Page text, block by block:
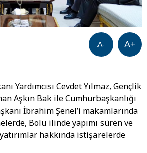
A+
A-
Yardımcısı Cevdet Yılmaz, Gençlik
Aşkın Bak ile Cumhurbaşkanlığı
İbrahim Şenel’i makamlarında
Bolu ilinde yapımı süren ve
hakkında istişarelerde